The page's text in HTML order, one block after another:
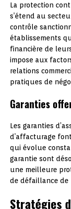
La protection
s’étend au
contrôle
établissements
financière de
impose aux
relations
pratiques de
Garanties
Les garanties
d’affacturage
qui évolue
garantie sont
une meilleure
de défaillance de
Stratégies